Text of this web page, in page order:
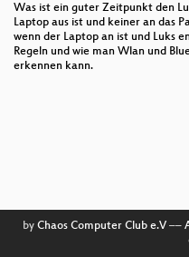
Was ist ein guter Zeitpunkt den
Laptop aus ist und keiner an das
wenn der Laptop an ist und Luks
Regeln und wie man Wlan und
erkennen kann.
by Chaos Computer Club e.V––